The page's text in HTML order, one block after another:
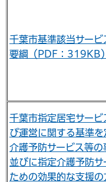
千葉市基準該当サー
要綱（PDF：319KB）
千葉市指定居宅サー
び運営に関する基準
介護予防サービス等
並びに指定介護予防
ための効果的な支援